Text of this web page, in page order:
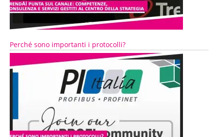
Perché sono importanti i protocolli?